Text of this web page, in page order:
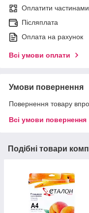
Оплатити частинами
Післяплата
Оплата на рахунок
Всі умови оплати
Умови повернення
Повернення товару
Всі умови повернення
Подібні товари